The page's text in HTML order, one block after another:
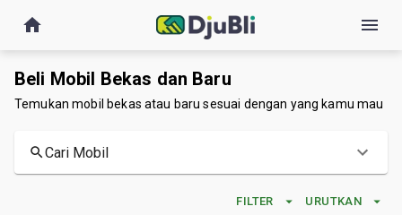
Beli Mobil Bekas dan Baru
Temukan mobil bekas atau baru sesuai dengan yang kamu mau
Cari Mobil
FILTER URUTKAN